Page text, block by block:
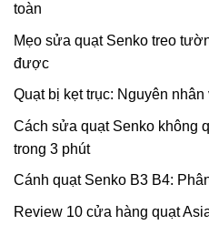
toàn
Mẹo sửa quạt Senko treo
được
Quạt bị kẹt trục: Nguyên
Cách sửa quạt Senko không
trong 3 phút
Cánh quạt Senko B3 B4:
Review 10 cửa hàng quạt